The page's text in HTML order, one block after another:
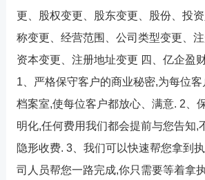
更、股权变更、股东变更、股份、投
称变更、经营范围、公司类型变更、
资本变更、注册地址变更 四、亿企盈
1、严格保守客户的商业秘密,为每位
档案室,使每位客户都放心、满意. 2、
明化,任何费用我们都会提前与您告知,
隐形收费. 3、我们可以快速帮您拿到
司人员帮您一路完成,你只需要等着拿